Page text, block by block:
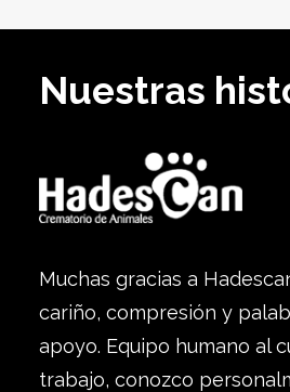
Nuestras
Muchas gracias a
cariño, compresión y
apoyo. Equipo humano al
trabajo, conozco